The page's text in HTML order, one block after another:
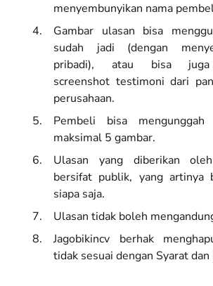
menyembunyikan nama
Gambar ulasan bisa
sudah jadi (dengan
pribadi), atau bisa juga
screenshot testimoni dari
perusahaan.
Pembeli bisa mengunggah
maksimal 5 gambar.
Ulasan yang diberikan
bersifat publik, yang artinya
siapa saja.
Ulasan tidak boleh
Jagobikincv berhak
tidak sesuai dengan Syarat